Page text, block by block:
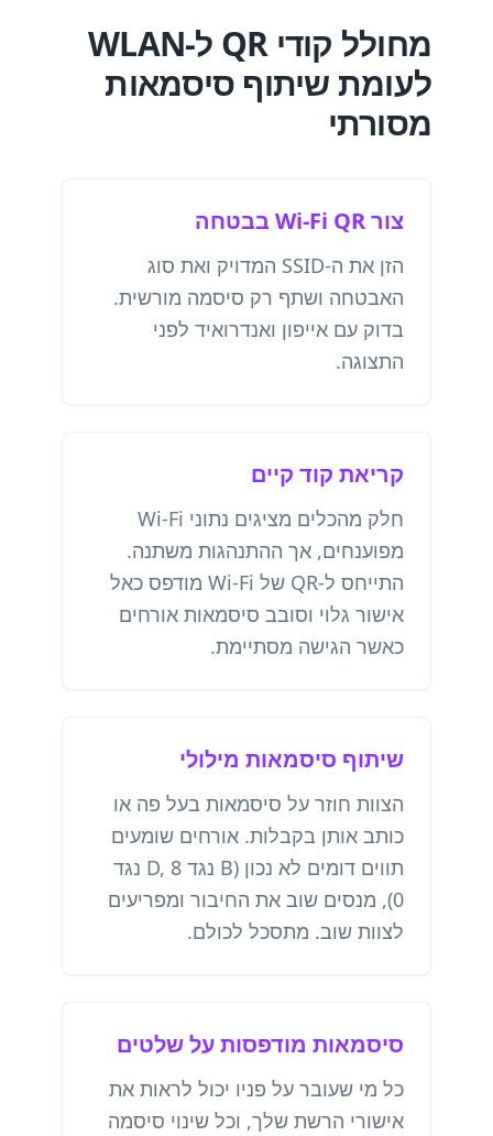
מחולל קודי QR ל-WLAN
לעומת שיתוף סיסמאות
מסורתי
צור Wi-Fi QR בבטחה
הזן את ה-SSID המדויק ואת סוג
האבטחה ושתף רק סיסמה מורשית.
בדוק עם אייפון ואנדרואיד לפני
התצוגה.
קריאת קוד קיים
חלק מהכלים מציגים נתוני Wi-Fi
מפוענחים, אך ההתנהגות משתנה.
התייחס ל-QR של Wi-Fi מודפס כאל
אישור גלוי וסובב סיסמאות אורחים
כאשר הגישה מסתיימת.
שיתוף סיסמאות מילולי
הצוות חוזר על סיסמאות בעל פה או
כותב אותן בקבלות. אורחים שומעים
תווים דומים לא נכון (B נגד D, 8 נגד
0), מנסים שוב את החיבור ומפריעים
לצוות שוב. מתסכל לכולם.
סיסמאות מודפסות על שלטים
כל מי שעובר על פניו יכול לראות את
אישורי הרשת שלך, וכל שינוי סיסמה